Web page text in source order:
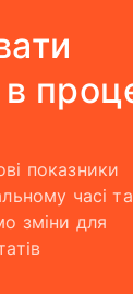
показники
часі та
зміни для